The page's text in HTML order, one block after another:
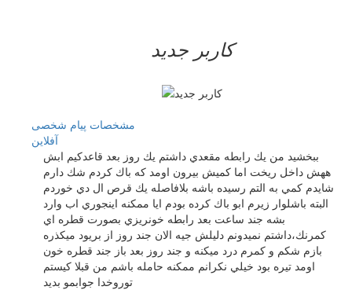
کاربر جدید
مشخصات پیام شخصی
آفلاين
ببخشيد من يك رابطه مقعدي داشتم يك روز بعد قاعدكيم ابش
ههش داخل ريخت اما كميش بيرون اومد كه باك كردم شك دارم
شايدم كمي به التم رسيده باشه بلافاصله يك قرص ال دي خوردم
البته باشلوار زيرم ابو باك كرده بودم ايا ممكنه اينجوري اب وارد
بشه جند ساعت بعد رابطه خونريزي بصورت قطره اي
كمرنك،داشتم نميدونم دليلش جيه الان جند روز از بريود ميكذره
بازم شكم و كمرم درد ميكنه و جند روز بعد باز جند قطره خون
اومد تيره بود خيلي نكرانم ممكنه حامله باشم من قبلا كيستم
توروخدا جوابمو بديد